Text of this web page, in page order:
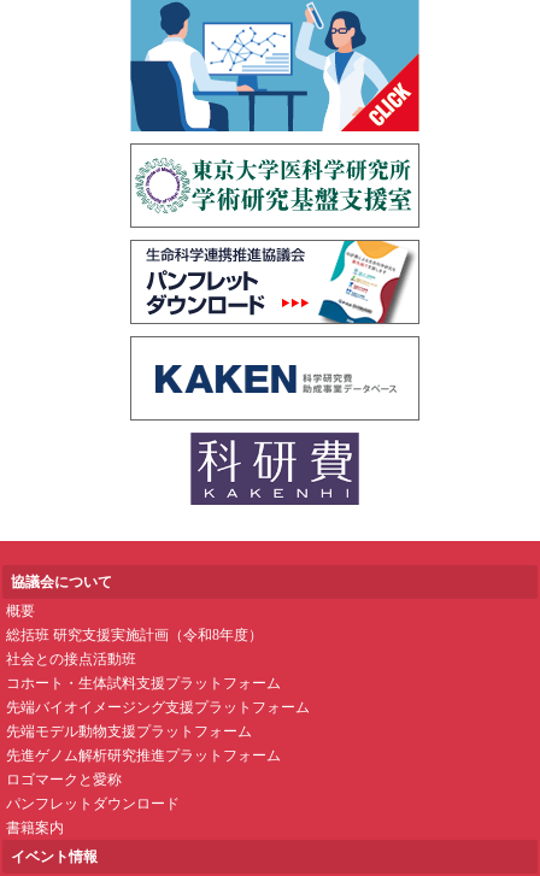
協議会について
概要
総括班 研究支援実施計画（令和8年度）
社会との接点活動班
コホート・生体試料支援プラットフォーム
先端バイオイメージング支援プラットフォーム
先端モデル動物支援プラットフォーム
先進ゲノム解析研究推進プラットフォーム
ロゴマークと愛称
パンフレットダウンロード
書籍案内
イベント情報